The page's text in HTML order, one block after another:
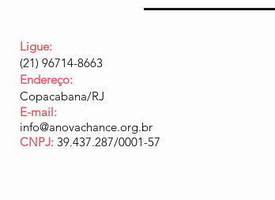
Ligue:
(21) 96714-8663
Endereço:
Copacabana/RJ
E-mail:
info@anovachance.org.br
CNPJ: 39.437.287/0001-57